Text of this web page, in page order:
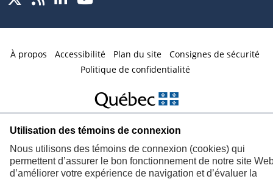
Utilisation des témoins de connexion
Nous utilisons des témoins de connexion (cookies) qui
permettent d’assurer le bon fonctionnement de notre site
d’améliorer votre expérience de navigation et d’évaluer la
À propos Accessibilité Plan du site
Consignes de sécurité
Politique de confidentialité